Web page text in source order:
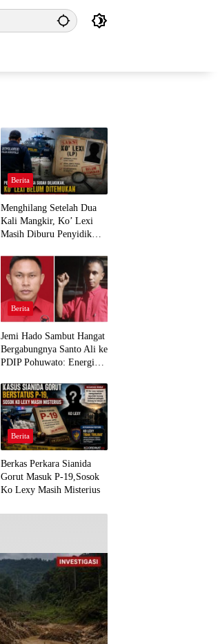
Berita
Menghilang Setelah Dua
Kali Mangkir, Ko’ Lexi
Masih Diburu Penyidik
Berita
Jemi Hado Sambut Hangat
Bergabungnya Santo Ali ke
PDIP Pohuwato: Energi
Rakyat
Berita
Berkas Perkara Sianida
Gorut Masuk P-19,Sosok
Ko Lexy Masih Misterius